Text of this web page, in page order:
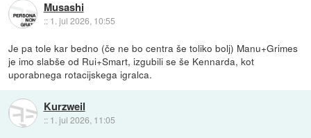
Musashi
:: 1. jul 2026, 10:55
Je pa tole kar bedno (če ne bo centra še toliko bolj) Manu+Grimes
je imo slabše od Rui+Smart, izgubili se še Kennarda, kot
uporabnega rotacijskega igralca.
Kurzweil
:: 1. jul 2026, 11:05